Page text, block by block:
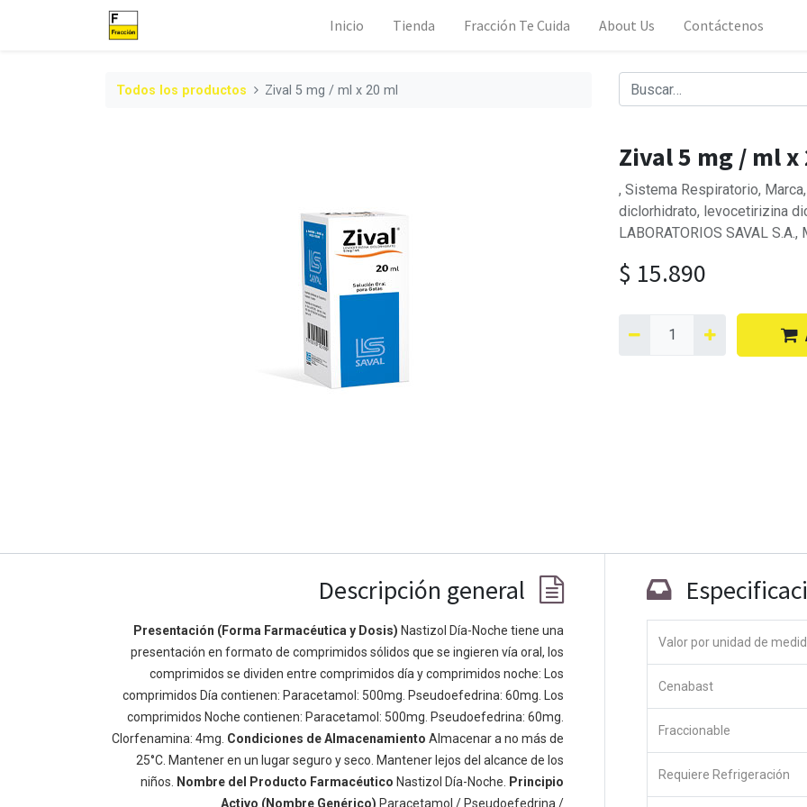
Inicio Tienda Fracción Te Cuida About Us Contáctenos
Todos los productos Zival 5 mg / ml x 20 ml
Zival 5 mg / ml x
, Sistema Respiratorio,
diclorhidrato, levocetirizina
LABORATORIOS SAVAL S.A.,
$ 15.890
Descripción general
Presentación (Forma Farmacéutica y Dosis) Nastizol Día-Noche tiene una
presentación en formato de comprimidos sólidos que se ingieren vía oral, los
comprimidos se dividen entre comprimidos día y comprimidos noche: Los
comprimidos Día contienen: Paracetamol: 500mg. Pseudoefedrina: 60mg. Los
comprimidos Noche contienen: Paracetamol: 500mg. Pseudoefedrina: 60mg.
Clorfenamina: 4mg. Condiciones de Almacenamiento Almacenar a no más de
25°C. Mantener en un lugar seguro y seco. Mantener lejos del alcance de los
niños.
Nombre del Producto Farmacéutico Nastizol Día-Noche.
Principio
Activo (Nombre Genérico) Paracetamol / Pseudoefedrina /
Valor por unidad de
Cenabast
Fraccionable
Requiere Refrigeración
Enlaces de Ínteres
Inicio
Acerca de
Productos
Servicios
Política de privacidad
Acerca de
Somos un equipo de personas apasionadas cuyo objetivo es
mejorar la vida de todos a través de productos disruptivos.
Construimos grandes productos para resolver sus problemas
de negocio. Nuestros productos están diseñados para
pequeñas y medianas empresas dispuestas a optimizar su
rendimiento.